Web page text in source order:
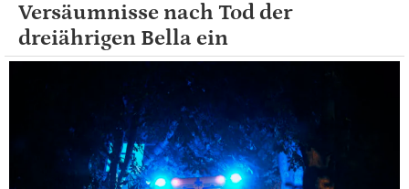
Versäumnisse nach Tod der
dreiährigen Bella ein